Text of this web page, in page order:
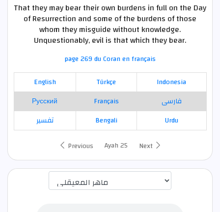
That they may bear their own burdens in full on the Day
of Resurrection and some of the burdens of those
whom they misguide without knowledge.
Unquestionably, evil is that which they bear.
page 269 du Coran en français
English
Türkçe
Indonesia
Русский
Français
فارسی
تفسير
Bengali
Urdu
Previous
Ayah 25 Next